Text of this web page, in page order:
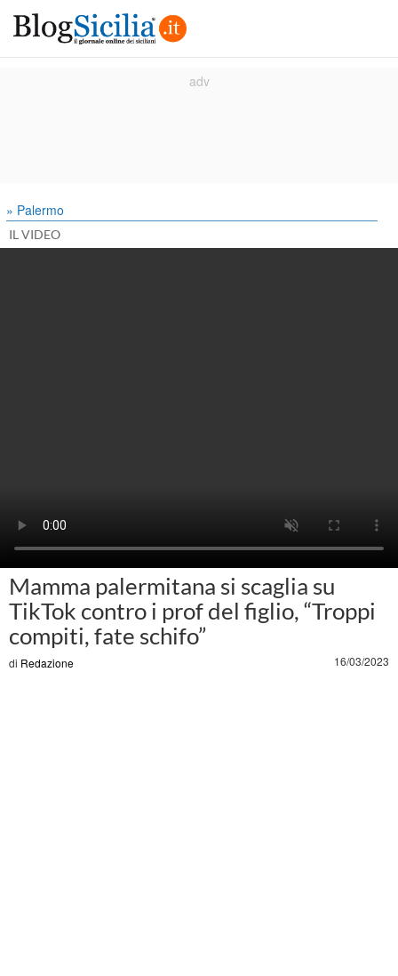
» Palermo
IL VIDEO
Mamma palermitana si scaglia su
TikTok contro i prof del figlio, “Troppi
compiti, fate schifo”
di Redazione 16/03/2023